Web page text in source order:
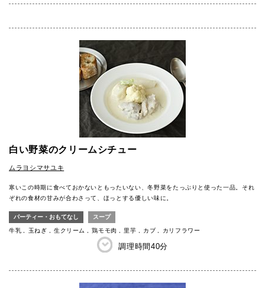
白い野菜のクリームシチュー
ムラヨシマサユキ
寒いこの時期に食べておかないともったいない、冬野菜をたっぷりと使った一品。それ
ぞれの食材の甘みが合わさって、ほっとする優しい味に。
パーティー・おもてなし スープ
牛乳 玉ねぎ 生クリーム 鶏モモ肉 里芋 カブ カリフラワー
調理時間40分